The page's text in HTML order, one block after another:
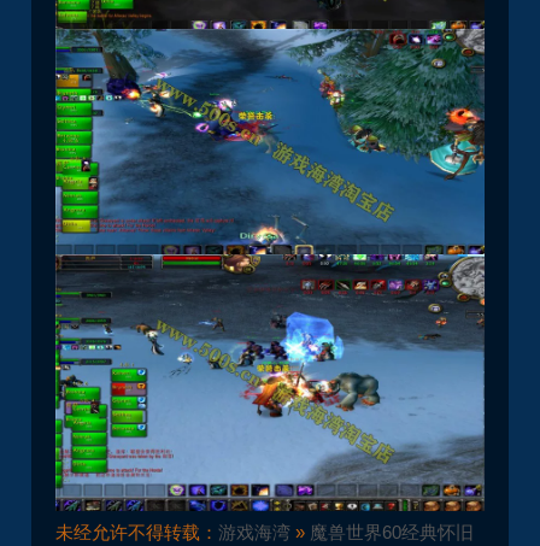
未经允许不得转载：游戏海湾 » 魔兽世界60经典怀旧